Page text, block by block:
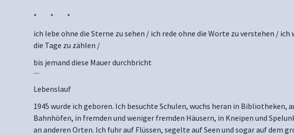
* * *
ich lebe ohne die Sterne zu sehen / ich rede ohne die Worte zu verstehen / ich
die Tage zu zählen /
bis jemand diese Mauer durchbricht
---
Lebenslauf
1945 wurde ich geboren. Ich besuchte Schulen, wuchs heran in Bibliotheken,
Bahnhöfen, in fremden und weniger fremden Häusern, in Kneipen und
an anderen Orten. Ich fuhr auf Flüssen, segelte auf Seen und sogar auf dem